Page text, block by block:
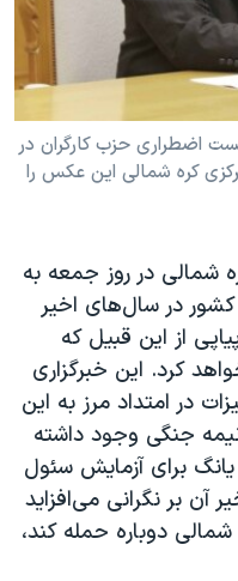
اضطراری حزب کارگران در
کره شمالی این عکس را
شمالی در روز جمعه به
در سال‌های اخیر
از این قبیل که
کرد. این خبرگزاری
در امتداد مرز به این
جنگی وجود داشته
برای آزمایش سئول
بر نگرانی می‌افزاید
دوباره حمله کند،